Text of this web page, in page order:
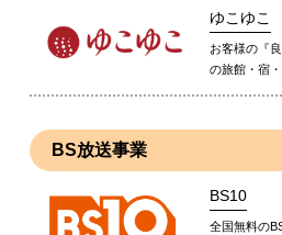
ゆこゆこ
お客様の『
の旅館・宿
BS放送事業
BS10
全国無料の